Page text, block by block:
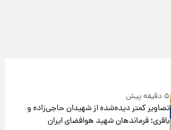
۵ دقیقه پیش
تصاویر کمتر دیده‌شده از شهیدان حاجی‌زاده و
باقری؛ فرماندهان شهید هوافضای ایران